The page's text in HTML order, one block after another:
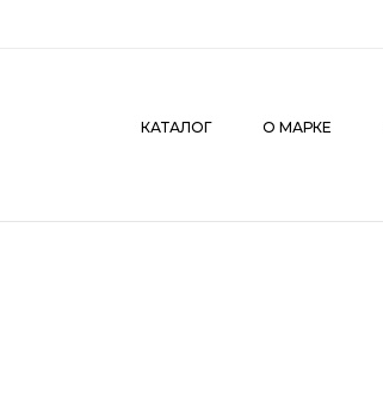
КАТАЛОГ О МАРКЕ